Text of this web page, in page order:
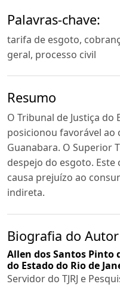
Palavras-chave:
tarifa de esgoto,
geral, processo civil
Resumo
O Tribunal de Justiça do
posicionou favorável ao
Guanabara. O Superior
despejo do esgoto.
causa prejuízo ao
indireta.
Biografia do Autor
Allen dos Santos Pinto
do Estado do Rio de
Servidor do TJRJ e